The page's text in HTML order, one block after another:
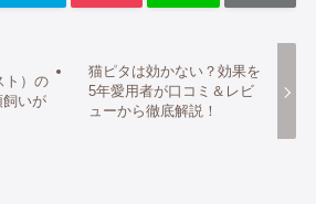
ト）の
飼いが
猫ピタは効かない？効果を
5年愛用者が口コミ＆レビ
ューから徹底解説！